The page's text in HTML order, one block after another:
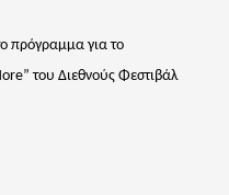
πρόγραμμα για το
του Διεθνούς Φεστιβάλ